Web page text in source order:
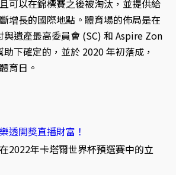
可以在錦標賽之後被淘汰，並提供給
增長的國際地點。體育場的佈局是在
與遺產最高委員會 (SC) 和 Aspire Zon
下確定的，並於 2020 年初落成，
育日。
透開獎直播財富！
2022年卡塔爾世界杯預選賽中的立